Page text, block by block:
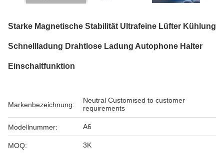
Starke Magnetische Stabilität Ultrafeine Lüfter Kühlung
Schnellladung Drahtlose Ladung Autophone Halter
Einschaltfunktion
Markenbezeichnung:
Neutral Customised to customer
requirements
Modellnummer: A6
MOQ: 3K